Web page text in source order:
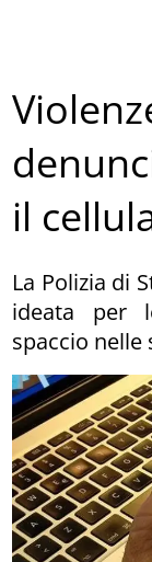
il
La Polizia di
ideata per
spaccio nelle